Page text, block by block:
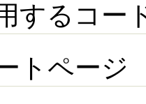
するコー
トページ